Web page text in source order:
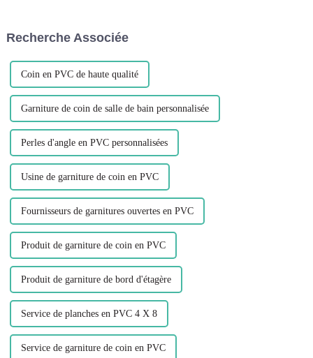
belle...
Recherche Associée
Coin en PVC de haute qualité
Garniture de coin de salle de bain personnalisée
Perles d'angle en PVC personnalisées
Usine de garniture de coin en PVC
Fournisseurs de garnitures ouvertes en PVC
Produit de garniture de coin en PVC
Produit de garniture de bord d'étagère
Service de planches en PVC 4 X 8
Service de garniture de coin en PVC